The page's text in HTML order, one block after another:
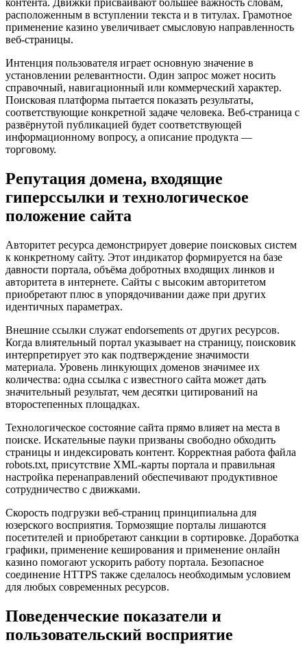
контента. Движки присваивают большее важность словам,
расположенным в вступлении текста и в титулах. Грамотное
применение казино увеличивает смысловую направленность
веб-страницы.
Интенция пользователя играет основную значение в
установлении релевантности. Один запрос может носить
справочный, навигационный или коммерческий характер.
Поисковая платформа пытается показать результаты,
соответствующие конкретной задаче человека. Веб-страница с
развёрнутой публикацией будет соответствующей
информационному вопросу, а описание продукта —
торговому.
Репутация домена, входящие
гиперссылки и технологическое
положение сайта
Авторитет ресурса демонстрирует доверие поисковых систем
к конкретному сайту. Этот индикатор формируется на базе
давности портала, объёма добротных входящих линков и
авторитета в интернете. Сайты с высоким авторитетом
приобретают плюс в упорядочивании даже при других
идентичных параметрах.
Внешние ссылки служат endorsements от других ресурсов.
Когда влиятельный портал указывает на страницу, поисковик
интерпретирует это как подтверждение значимости
материала. Уровень линкующих доменов значимее их
количества: одна ссылка с известного сайта может дать
значительный результат, чем десятки цитирований на
второстепенных площадках.
Технологическое состояние сайта прямо влияет на места в
поиске. Искательные пауки призваны свободно обходить
страницы и индексировать контент. Корректная работа файла
robots.txt, присутствие XML-карты портала и правильная
настройка перенаправлений обеспечивают продуктивное
сотрудничество с движками.
Скорость подгрузки веб-страниц принципиальна для
юзерского восприятия. Тормозящие порталы лишаются
посетителей и приобретают санкции в сортировке. Доработка
графики, применение кеширования и применение онлайн
казино помогают ускорить работу портала. Безопасное
соединение HTTPS также сделалось необходимым условием
для любых современных ресурсов.
Поведенческие показатели и
пользовательский восприятие